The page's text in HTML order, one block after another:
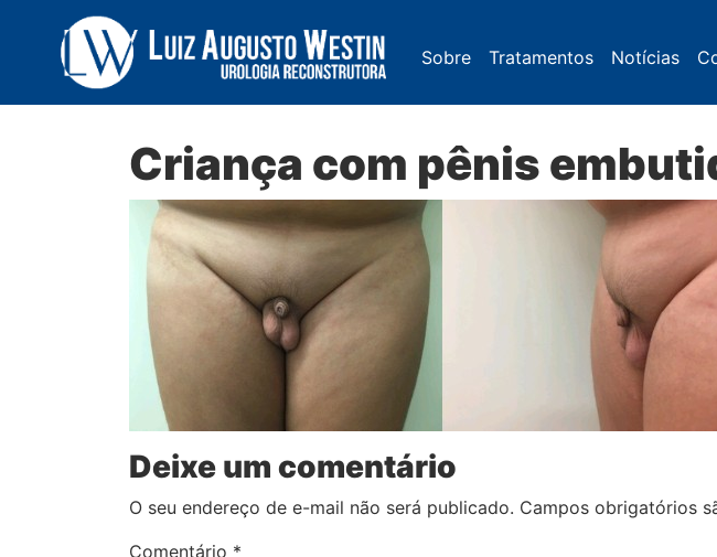
Navegação Principal Sobre Tratamentos Notícias
Criança com pênis
Deixe um comentário
O seu endereço de e-mail não será publicado. Campos obrigatórios
Comentário *